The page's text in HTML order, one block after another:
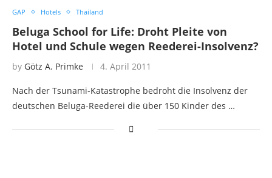
GAP Hotels Thailand
Beluga School for Life: Droht Pleite von
Hotel und Schule wegen Reederei-Insolvenz?
by Götz A. Primke 4. April 2011
Nach der Tsunami-Katastrophe bedroht die Insolvenz der
deutschen Beluga-Reederei die über 150 Kinder des …